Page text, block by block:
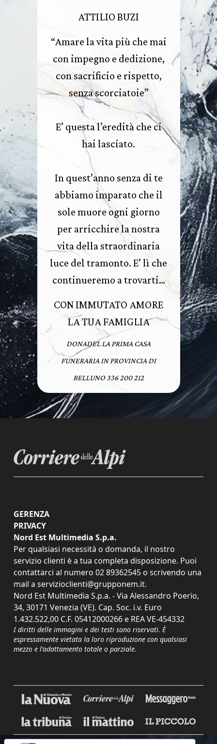
ATTILIO BUZI
“Amare la vita più che mai
con impegno e dedizione,
con sacrificio e rispetto,
senza scorciatoie”
E’ questa l’eredità che ci
hai lasciato.
In quest’anno senza di te
abbiamo imparato che il
sole muore ogni giorno
per arricchire la nostra
vita della straordinaria
luce del tramonto. E’ lì che
continueremo a trovarti…
CON IMMUTATO AMORE
LA TUA FAMIGLIA
DONADEL LA PRIMA CASA
FUNERARIA IN PROVINCIA DI
BELLUNO 336 200 212
GERENZA
PRIVACY
Nord Est Multimedia S.p.a.
Per qualsiasi necessità o domanda, il nostro
servizio clienti è a tua completa disposizione. Puoi
contattarci al numero 02 89362545 o scrivendo una
mail a servizioclienti@grupponem.it.
Nord Est Multimedia S.p.a. - Via Alessandro Poerio,
34, 30171 Venezia (VE). Cap. Soc. i.v. Euro
1.432.522,00 C.F. 05412000266 e REA VE-454332
I diritti delle immagini e dei testi sono riservati. È
espressamente vietata la loro riproduzione con qualsiasi
mezzo e l'adattamento totale o parziale.